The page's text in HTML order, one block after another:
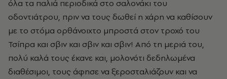
όλα τα παλιά περιοδικά στο σαλονάκι του
οδοντιάτρου, πριν να τους δωθεί η χάρη να καθίσουν
με το στόμα ορθάνοιχτο μπροστά στον τροχό του
Τσίπρα και σβιν και σβιν και σβιν! Από τη μεριά του,
πολύ καλά τους έκανε και, μολονότι δεδηλωμένα
διαθέσιμοι, τους άφησε να ξεροσταλιάζουν και να